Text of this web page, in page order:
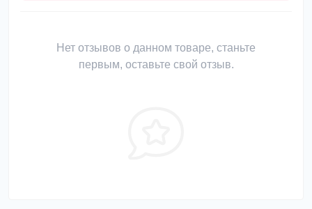
Нет отзывов о данном товаре, станьте
первым, оставьте свой отзыв.